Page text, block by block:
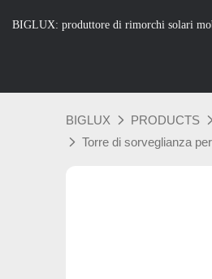
BIGLUX: produttore di rimorchi solari
BIGLUX PRODUCTS
Torre di sorveglianza